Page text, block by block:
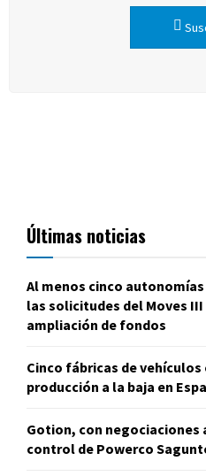
Últimas noticias
Al menos cinco
las solicitudes del Moves III
ampliación de fondos
Cinco fábricas de
producción a la baja en
Gotion, con negociaciones
control de Powerco